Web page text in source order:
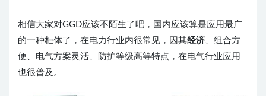
相信大家对GGD应该不陌生了吧，国内应该算是应用最广
的一种柜体了，在电力行业内很常见，因其经济、组合方
便、电气方案灵活、防护等级高等特点，在电气行业应用
也很普及。